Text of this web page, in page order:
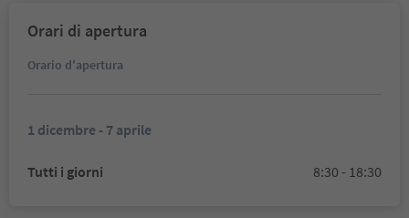
Orari di apertura
Orario d'apertura
1 dicembre - 7 aprile
Tutti i giorni 8:30 - 18:30